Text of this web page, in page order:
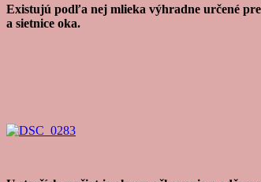
Existujú podľa nej mlieka výhradne určené
a sietnice oka.